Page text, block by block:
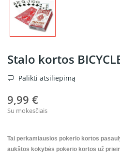
Stalo kortos
Palikti atsiliepimą
9,99 €
Su mokesčiais
Tai perkamiausios pokerio kortos
aukštos kokybės pokerio kortos už